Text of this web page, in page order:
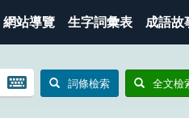
網站導覽 生字詞彙表 成語故
開
詞條檢索 全文檢